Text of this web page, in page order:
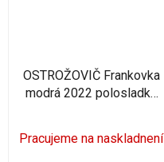
OSTROŽOVIČ Frankovka
modrá 2022 polosladké
Pracujeme na naskladnení